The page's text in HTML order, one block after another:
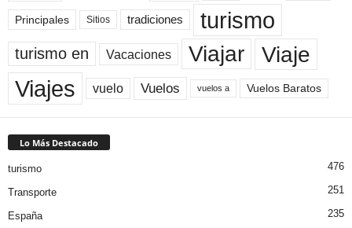
Principales Sitios tradiciones turismo
turismo en Vacaciones Viajar Viaje
Viajes vuelo Vuelos vuelos a Vuelos Baratos
Lo Más Destacado
turismo 476
Transporte 251
España 235